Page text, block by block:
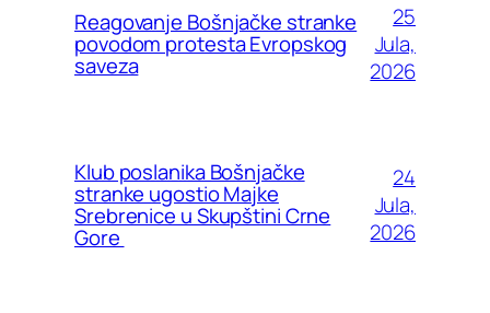
Reagovanje Bošnjačke stranke
povodom protesta Evropskog
saveza
25
Jula,
2026
Klub poslanika Bošnjačke
stranke ugostio Majke
Srebrenice u Skupštini Crne
Gore
24
Jula,
2026